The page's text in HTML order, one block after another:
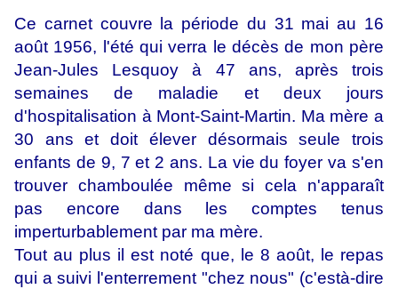
Ce carnet couvre la période du 31 mai au 16
août 1956, l'été qui verra le décès de mon père
Jean-Jules Lesquoy à 47 ans, après trois
semaines de maladie et deux jours
d'hospitalisation à Mont-Saint-Martin. Ma mère a
30 ans et doit élever désormais seule trois
enfants de 9, 7 et 2 ans. La vie du foyer va s'en
trouver chamboulée même si cela n'apparaît
pas encore dans les comptes tenus
imperturbablement par ma mère.
Tout au plus il est noté que, le 8 août, le repas
qui a suivi l'enterrement "chez nous" (c'està-dire